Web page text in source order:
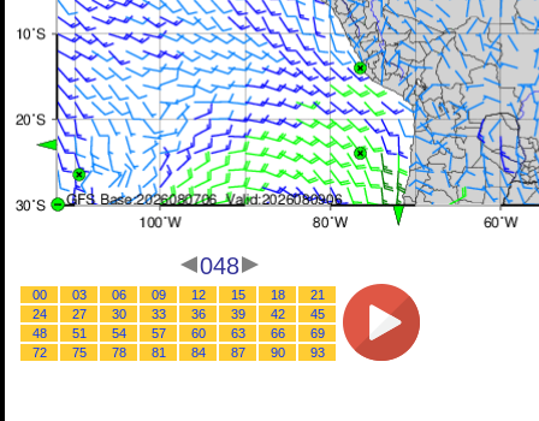
048
00 03 06 09 12 15 18
21
24
27 30 33 36 39 42
45
48
51 54 57 60 63 66
69
72
75 78 81 84 87 90 93